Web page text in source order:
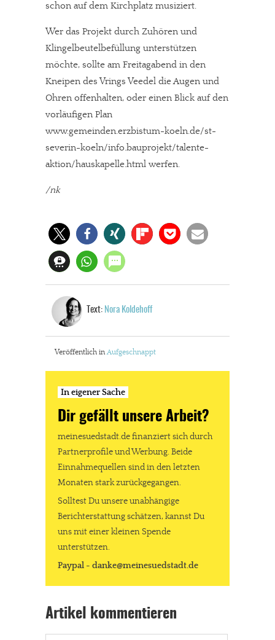
schon auf dem Kirchplatz musiziert.
Wer das Projekt durch Zuhören und
Klingelbeutelbefüllung unterstützen
möchte, sollte am Freitagabend in den
Kneipen des Vrings Veedel die Augen und
Ohren offenhalten, oder einen Blick auf den
vorläufigen Plan
www.gemeinden.erzbistum-koeln.de/st-
severin-koeln/info.bauprojekt/talente-
aktion/hauskapelle.html werfen.
/nk
Text: Nora Koldehoff
Veröffentlich inAufgeschnappt
In eigener Sache
Dir gefällt unsere Arbeit?
meinesuedstadt.de finanziert sich durch
Partnerprofile und Werbung. Beide
Einnahmequellen sind in den letzten
Monaten stark zurückgegangen.
Solltest Du unsere unabhängige
Berichterstattung schätzen, kannst Du
uns mit einer kleinen Spende
unterstützen.
Paypal - danke@meinesuedstadt.de
Artikel kommentieren